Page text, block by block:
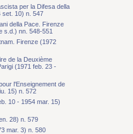
per la Difesa della
set. 10) n. 547
della Pace. Firenze
s.d.) nn. 548-551
Firenze (1972
de la Deuxième
(1971 feb. 23 -
l'Enseignement de
15) n. 572
10 - 1954 mar. 15)
28) n. 579
mar. 3) n. 580